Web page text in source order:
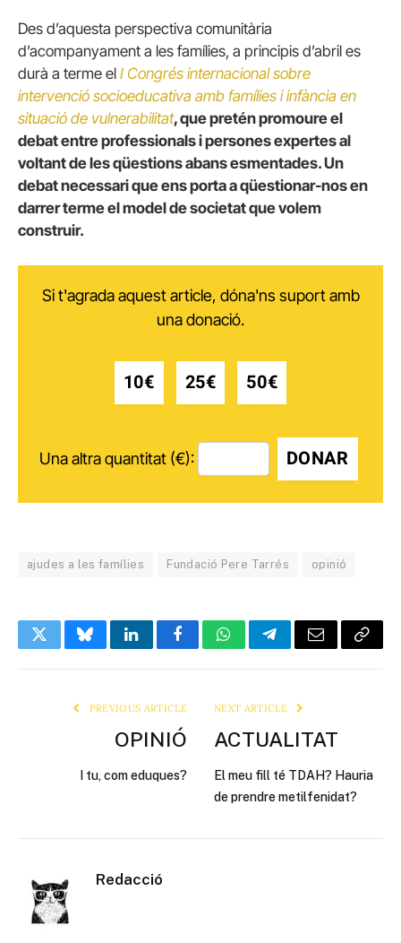
Des d’aquesta perspectiva comunitària
d’acompanyament a les famílies, a principis d’abril es
durà a terme el I Congrés internacional sobre
intervenció socioeducativa amb famílies i infància en
situació de vulnerabilitat,que pretén promoure el
debat entre professionals i persones expertes al
voltant de les qüestions abans esmentades. Un
debat necessari que ens porta a qüestionar-nos en
darrer terme el model de societat que volem
construir.
Si t'agrada aquest article, dóna'ns suport amb
una donació.
10€ 25€ 50€
Una altra quantitat (€): DONAR
ajudes a les famílies Fundació Pere Tarrés opinió
TwitterBlueskyLinkedInFacebookWhatsAppTelegramEmail Copy
PREVIOUS ARTICLE
OPINIÓ
I tu, com eduques?
NEXT ARTICLE
ACTUALITAT
El meu fill té TDAH? Hauria
de prendre metilfenidat?
Redacció